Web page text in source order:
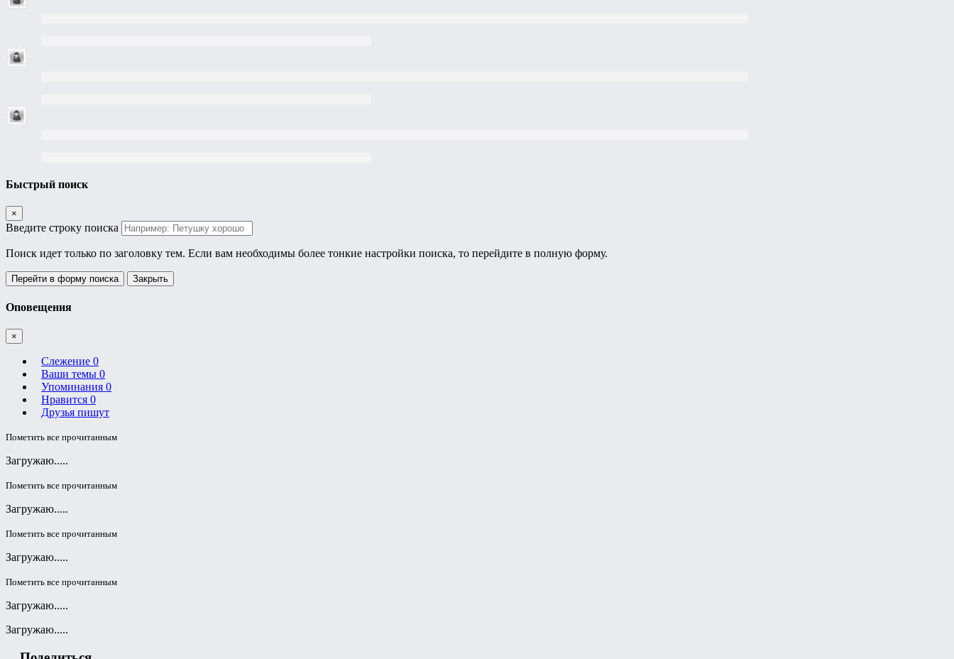
Быстрый поиск
×
Введите строку поиска
Поиск идет только по заголовку тем. Если вам необходимы более тонкие настройки поиска, то перейдите в полную форму.
Перейти в форму поиска Закрыть
Оповещения
×
Слежение 0
Ваши темы 0
Упоминания 0
Нравится 0
Друзья пишут
Пометить все прочитанным
Загружаю.....
Пометить все прочитанным
Загружаю.....
Пометить все прочитанным
Загружаю.....
Пометить все прочитанным
Загружаю.....
Загружаю.....